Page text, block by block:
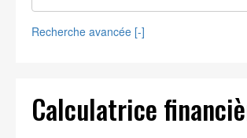
Recherche avancée [-]
Calculatrice